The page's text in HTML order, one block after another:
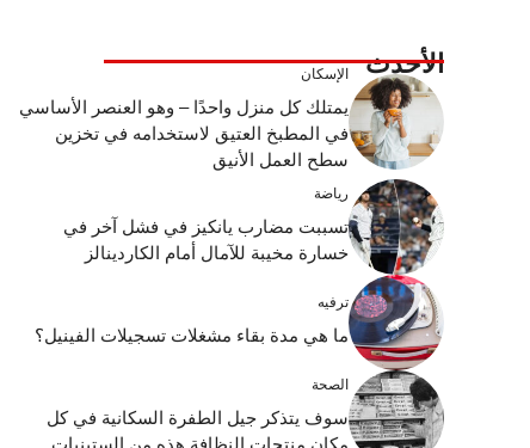
الأحدث الإسكان
يمتلك كل منزل واحدًا – وهو العنصر الأساسي
في المطبخ العتيق لاستخدامه في تخزين
سطح العمل الأنيق
رياضة
تسببت مضارب يانكيز في فشل آخر في
خسارة مخيبة للآمال أمام الكاردينالز
ترفيه
ما هي مدة بقاء مشغلات تسجيلات الفينيل؟
الصحة
سوف يتذكر جيل الطفرة السكانية في كل
مكان منتجات النظافة هذه من الستينيات